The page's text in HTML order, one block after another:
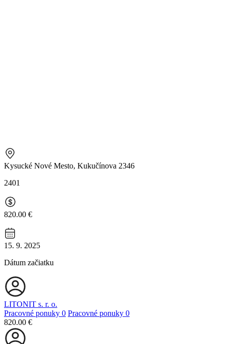
Kysucké Nové Mesto, Kukučínova 2346
2401
820.00 €
15. 9. 2025
Dátum začiatku
LITONIT s. r. o.
Pracovné ponuky 0 Pracovné ponuky 0
820.00 €